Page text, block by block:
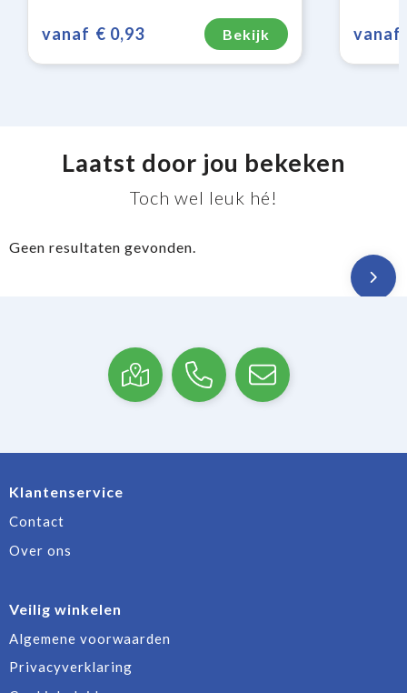
vanaf € 0,93 Bekijk vanaf
Laatst door jou bekeken
Toch wel leuk hé!
Geen resultaten gevonden.
Klantenservice
Contact
Over ons
Veilig winkelen
Algemene voorwaarden
Privacyverklaring